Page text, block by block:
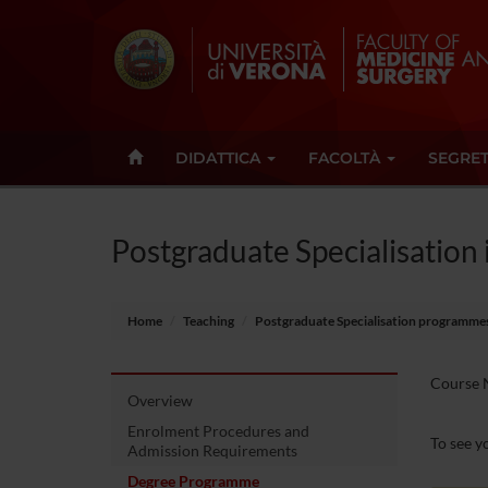
DIDATTICA FACOLTÀ
Postgraduate
Home Teaching Postgraduate Specialisation
Overview
Enrolment Procedures and
Admission Requirements
Degree Programme
Course
To see